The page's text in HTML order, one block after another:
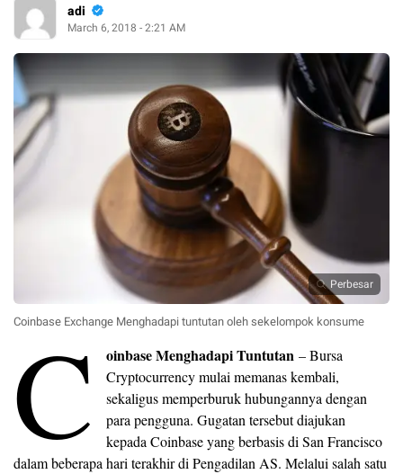
adi
March 6, 2018 - 2:21 AM
Perbesar
Coinbase Exchange Menghadapi tuntutan oleh sekelompok konsume
C oinbase Menghadapi Tuntutan – Bursa
Cryptocurrency mulai memanas kembali,
sekaligus memperburuk hubungannya dengan
para pengguna. Gugatan tersebut diajukan
kepada Coinbase yang berbasis di San Francisco
dalam beberapa hari terakhir di Pengadilan AS. Melalui salah satu